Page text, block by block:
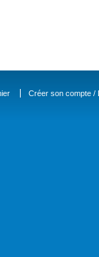
Créer son compte /